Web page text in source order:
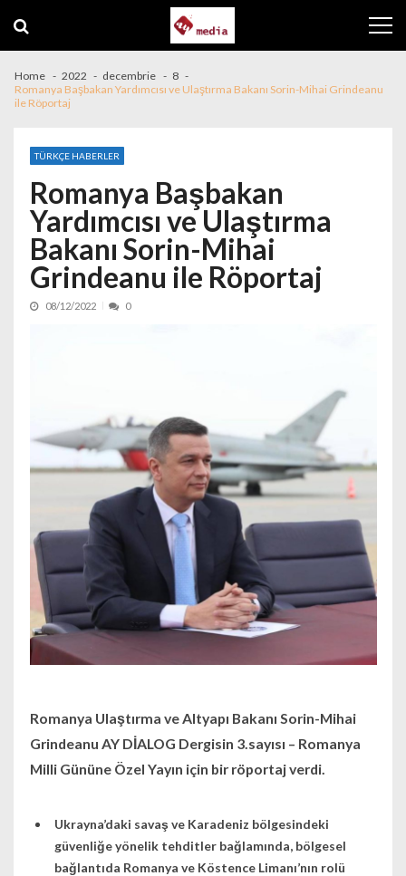
Home 2022 decembrie
8
Romanya Başbakan Yardımcısı ve Ulaştırma Bakanı Sorin-Mihai Grindeanu
ile Röportaj
TÜRKÇE HABERLER
Romanya Başbakan
Yardımcısı ve Ulaştırma
Bakanı Sorin-Mihai
Grindeanu ile Röportaj
08/12/2022 0
Romanya Ulaştırma ve Altyapı Bakanı Sorin-Mihai
Grindeanu AY DİALOG Dergisin 3.sayısı – Romanya
Milli Gününe Özel Yayın için bir röportaj verdi.
Ukrayna’daki savaş ve Karadeniz bölgesindeki
güvenliğe yönelik tehditler bağlamında, bölgesel
bağlantıda Romanya ve Köstence Limanı’nın rolü